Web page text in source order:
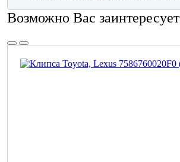
Возможно Вас заинтересует